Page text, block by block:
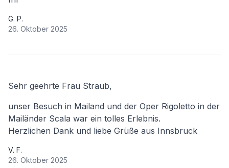
G. P.
26. Oktober 2025
Sehr geehrte Frau Straub,
unser Besuch in Mailand und der Oper Rigoletto in der
Mailänder Scala war ein tolles Erlebnis.
Herzlichen Dank und liebe Grüße aus Innsbruck
V. F.
26. Oktober 2025